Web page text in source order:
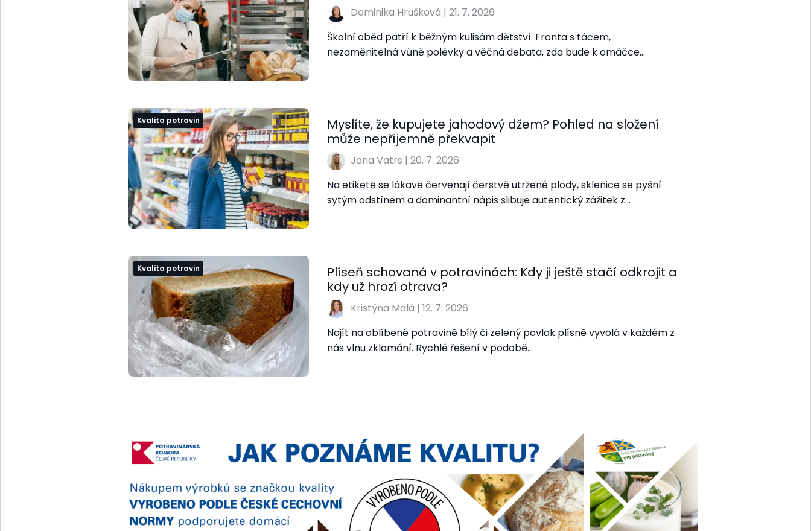
Dominika Hrušková | 21. 7. 2026
Školní oběd patří k běžným kulisám dětství. Fronta s tácem,
nezaměnitelná vůně polévky a věčná debata, zda bude k omáčce…
Kvalita potravin
Myslíte, že kupujete jahodový džem? Pohled na složení
může nepříjemně překvapit
Jana Vatrs | 20. 7. 2026
Na etiketě se lákavě červenají čerstvě utržené plody, sklenice se pyšní
sytým odstínem a dominantní nápis slibuje autentický zážitek z…
Kvalita potravin
Plíseň schovaná v potravinách: Kdy ji ještě stačí odkrojit a
kdy už hrozí otrava?
Kristýna Malá | 12. 7. 2026
Najít na oblíbené potravině bílý či zelený povlak plísně vyvolá v každém z
nás vlnu zklamání. Rychlé řešení v podobě…